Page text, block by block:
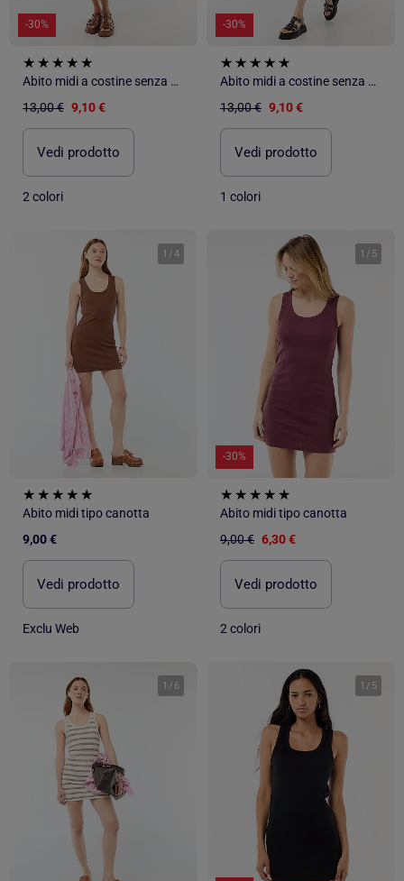
-30%
Abito midi a costine senza maniche
13,00 € 9,10 €
Vedi prodotto
2 colori
-30%
Abito midi a costine senza maniche
13,00 € 9,10 €
Vedi prodotto
1 colori
1 /4
Abito midi tipo canotta
9,00 €
Vedi prodotto
Exclu Web
1 / 5
-30%
Abito midi tipo canotta
9,00 € 6,30 €
Vedi prodotto
2 colori
1 / 6 1 / 5